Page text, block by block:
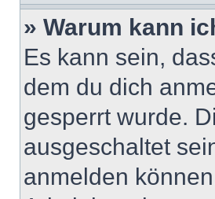
» Warum kann
Es kann sein,
dem du dich
gesperrt wurde.
ausgeschaltet
anmelden